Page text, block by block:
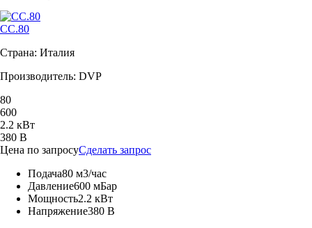
CC.80
Страна: Италия
Производитель: DVP
80
600
2.2 кВт
380 В
Цена по запросуСделать запрос
Подача80 м3/час
Давление600 мБар
Мощность2.2 кВт
Напряжение380 В